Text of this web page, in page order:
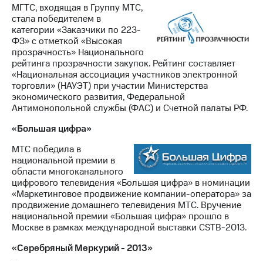
МГТС, входящая в Группу МТС,
стала победителем в
категории «Заказчики по 223-
ФЗ» с отметкой «Высокая
прозрачность» Национального
рейтинга прозрачности закупок. Рейтинг составляет
«Национальная ассоциация участников электронной
торговли» (НАУЭТ) при участии Министерства
экономического развития, Федеральной
Антимонопольной службы (ФАС) и Счетной палаты РФ.
«Большая цифра»
МТС победила в
национальной премии в
области многоканального
цифрового телевидения «Большая цифра» в номинации
«Маркетинговое продвижение компании-оператора» за
продвижение домашнего телевидения МТС. Вручение
национальной премии «Большая цифра» прошло в
Москве в рамках международной выставки CSTB-2013.
«Серебряный Меркурий - 2013»